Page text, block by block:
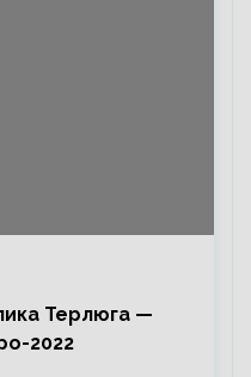
Терлюга —
2022